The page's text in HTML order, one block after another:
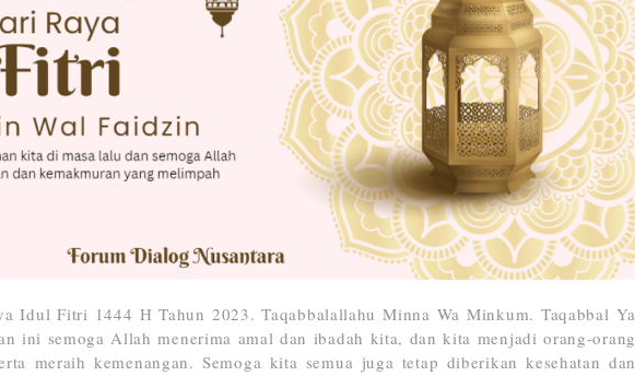
Idul Fitri 1444 H Tahun 2023. Taqabbalallahu Minna Wa Minkum. Taqabbal Ya
ini semoga Allah menerima amal dan ibadah kita, dan kita menjadi orang-orang
meraih kemenangan. Semoga kita semua juga tetap diberikan kesehatan dan